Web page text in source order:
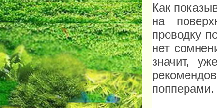
Как
на
проводку
нет
значит,
попперами.